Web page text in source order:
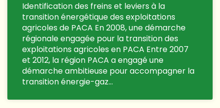
Identification des freins et leviers à la
transition énergétique des exploitations
agricoles de PACA En 2008, une démarche
régionale engagée pour la transition des
exploitations agricoles en PACA Entre 2007
et 2012, la région PACA a engagé une
démarche ambitieuse pour accompagner la
transition énergie-gaz…